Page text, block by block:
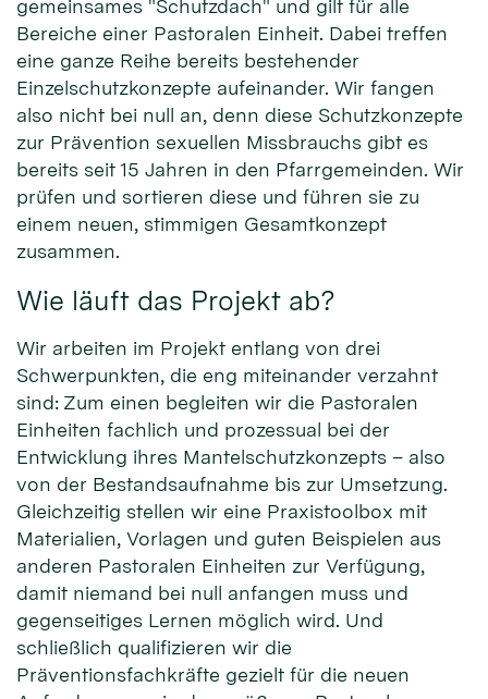
gemeinsames "Schutzdach" und gilt für alle
Bereiche einer Pastoralen Einheit. Dabei treffen
eine ganze Reihe bereits bestehender
Einzelschutzkonzepte aufeinander. Wir fangen
also nicht bei null an, denn diese Schutzkonzepte
zur Prävention sexuellen Missbrauchs gibt es
bereits seit 15 Jahren in den Pfarrgemeinden. Wir
prüfen und sortieren diese und führen sie zu
einem neuen, stimmigen Gesamtkonzept
zusammen.
Wie läuft das Projekt ab?
Wir arbeiten im Projekt entlang von drei
Schwerpunkten, die eng miteinander verzahnt
sind: Zum einen begleiten wir die Pastoralen
Einheiten fachlich und prozessual bei der
Entwicklung ihres Mantelschutzkonzepts – also
von der Bestandsaufnahme bis zur Umsetzung.
Gleichzeitig stellen wir eine Praxistoolbox mit
Materialien, Vorlagen und guten Beispielen aus
anderen Pastoralen Einheiten zur Verfügung,
damit niemand bei null anfangen muss und
gegenseitiges Lernen möglich wird. Und
schließlich qualifizieren wir die
Präventionsfachkräfte gezielt für die neuen